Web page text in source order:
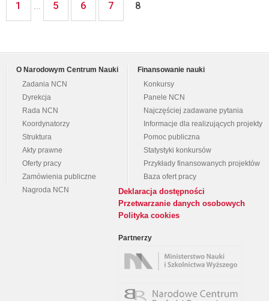
1 ... 5 6 7 8
O Narodowym Centrum Nauki
Zadania NCN
Dyrekcja
Rada NCN
Koordynatorzy
Struktura
Akty prawne
Oferty pracy
Zamówienia publiczne
Nagroda NCN
Finansowanie nauki
Konkursy
Panele NCN
Najczęściej zadawane pytania
Informacje dla realizujących projekty
Pomoc publiczna
Statystyki konkursów
Przykłady finansowanych projektów
Baza ofert pracy
Deklaracja dostępności
Przetwarzanie danych osobowych
Polityka cookies
Partnerzy